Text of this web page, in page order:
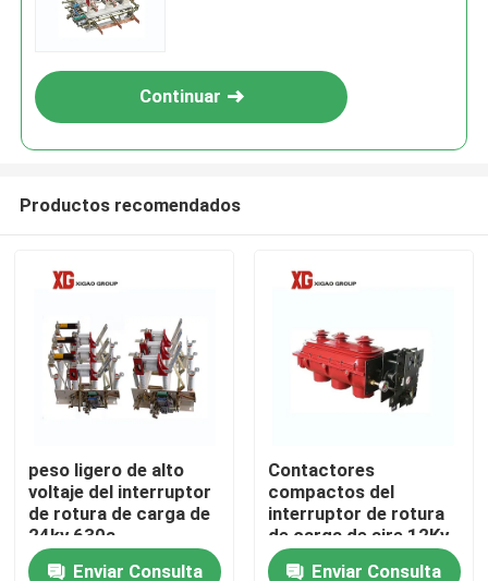
Productos
Sobre nosotros
Continuar
Productos recomendados
peso ligero de alto
voltaje del interruptor
de rotura de carga de
24kv 630a
Enviar Consulta
Contactores
compactos del
interruptor de rotura
de carga de aire 12Kv
del IEC 60265 tres
Enviar Consulta